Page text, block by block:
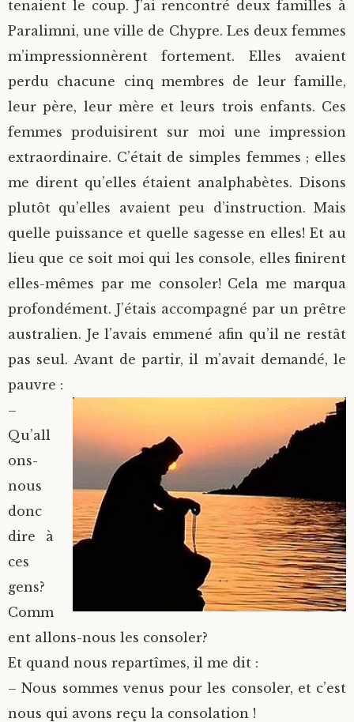
tenaient le coup. J’ai rencontré deux familles à
Paralimni, une ville de Chypre. Les deux femmes
m’impressionnèrent fortement. Elles avaient
perdu chacune cinq membres de leur famille,
leur père, leur mère et leurs trois enfants. Ces
femmes produisirent sur moi une impression
extraordinaire. C’était de simples femmes ; elles
me dirent qu’elles étaient analphabètes. Disons
plutôt qu’elles avaient peu d’instruction. Mais
quelle puissance et quelle sagesse en elles! Et au
lieu que ce soit moi qui les console, elles finirent
elles-mêmes par me consoler! Cela me marqua
profondément. J’étais accompagné par un prêtre
australien. Je l’avais emmené afin qu’il ne restât
pas seul. Avant de partir, il m’avait demandé, le
pauvre :
–
Qu’all
ons-
nous
donc
dire à
ces
gens?
Comm
ent allons-nous les consoler?
Et quand nous repartîmes, il me dit :
– Nous sommes venus pour les consoler, et c’est
nous qui avons reçu la consolation !